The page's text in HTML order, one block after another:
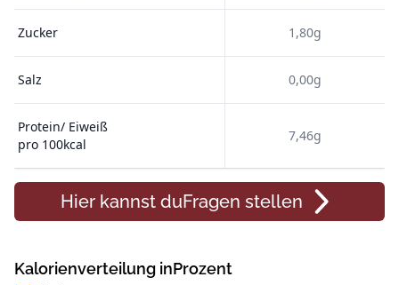
Zucker 1,80g
Salz 0,00g
Protein/ Eiweiß
pro 100kcal
7,46g
Hier kannst duFragen stellen
Kalorienverteilung inProzent